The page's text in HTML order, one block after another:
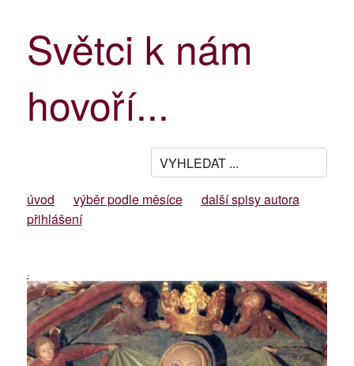
Světci k nám
hovoří...
úvod výběr podle měsíce
další spisy autora
přihlášení
-